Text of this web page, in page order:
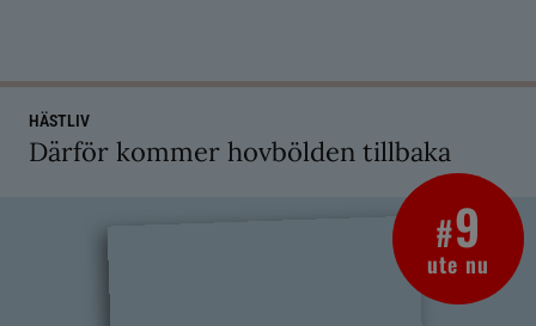
HÄSTLIV
Därför kommer hovbölden tillbaka
#9
ute nu